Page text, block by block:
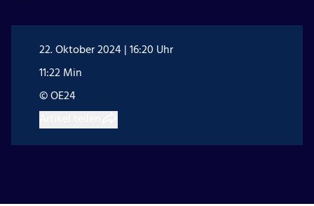
22. Oktober 2024 | 16:20 Uhr
11:22 Min
© OE24